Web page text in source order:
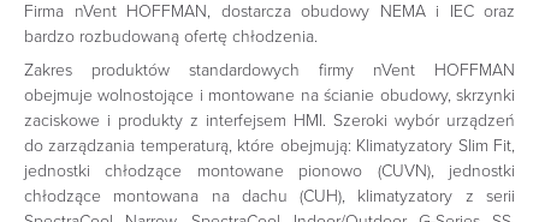
Firma nVent HOFFMAN, dostarcza obudowy NEMA i IEC oraz
bardzo rozbudowaną ofertę chłodzenia.
Zakres produktów standardowych firmy nVent HOFFMAN
obejmuje wolnostojące i montowane na ścianie obudowy, skrzynki
zaciskowe i produkty z interfejsem HMI. Szeroki wybór urządzeń
do zarządzania temperaturą, które obejmują: Klimatyzatory Slim Fit,
jednostki chłodzące montowane pionowo (CUVN), jednostki
chłodzące montowana na dachu (CUH), klimatyzatory z serii